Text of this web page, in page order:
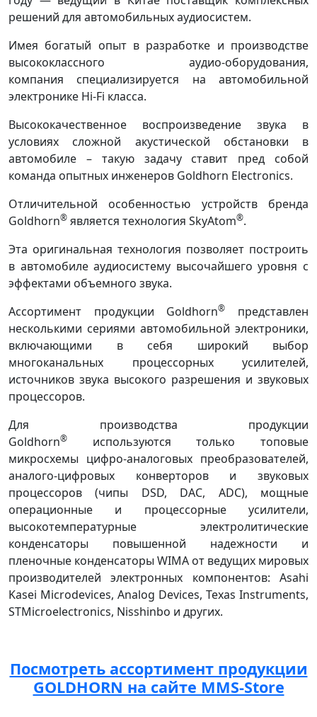
решений для автомобильных аудиосистем.
Имея богатый опыт в разработке и производстве
высококлассного аудио-оборудования,
компания специализируется на автомобильной
электронике Hi-Fi класса.
Высококачественное воспроизведение звука в
условиях сложной акустической обстановки в
автомобиле – такую задачу ставит пред собой
команда опытных инженеров Goldhorn Electronics.
Отличительной особенностью устройств бренда
Goldhorn® является технология SkyAtom®.
Эта оригинальная технология позволяет построить
в автомобиле аудиосистему высочайшего уровня с
эффектами объемного звука.
Ассортимент продукции Goldhorn®
представлен
несколькими сериями автомобильной электроники,
включающими в себя широкий выбор
многоканальных процессорных усилителей,
источников звука высокого разрешения и звуковых
процессоров.
Для производства продукции
Goldhorn®
используются только топовые
микросхемы цифро-аналоговых преобразователей,
аналого-цифровых конверторов и звуковых
процессоров (чипы DSD, DAC, ADC), мощные
операционные и процессорные усилители,
высокотемпературные электролитические
конденсаторы повышенной надежности и
пленочные конденсаторы WIMA от ведущих мировых
производителей электронных компонентов: Asahi
Kasei Microdevices, Analog Devices, Texas Instruments,
STMicroelectronics, Nisshinbo и других.
Посмотреть ассортимент продукции
GOLDHORN на сайте MMS-Store